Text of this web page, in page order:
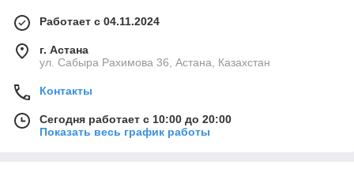
Работает с 04.11.2024
г. Астана
ул. Сабыра Рахимова 36, Астана, Казахстан
Контакты
Сегодня работает с 10:00 до 20:00
Показать весь график работы